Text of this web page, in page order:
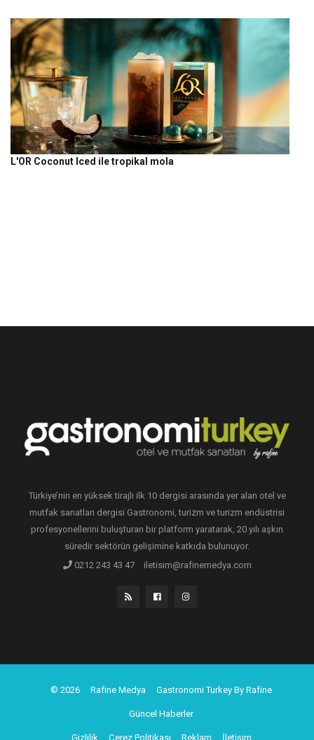
L'OR Coconut Iced ile tropikal mola
Türkiye’nin en yüksek tirajlı ilk 10 dergisi arasında yer alan otel ve
mutfak sanatları dergisi Gastronomi, turizm ve turizm endüstrisi
profesyonellerini buluşturan bir platform yaratarak, 20 yılı aşkın
süredir sektörün gelişimine katkıda bulunuyor.
0212 243 43 47
iletisim@rafinemedya.com
© 2026 Rafine Medya Gastronomi Turkey By Rafine
Güncel Haberler
Gizlilik Çerez Politikası Reklam İletişim